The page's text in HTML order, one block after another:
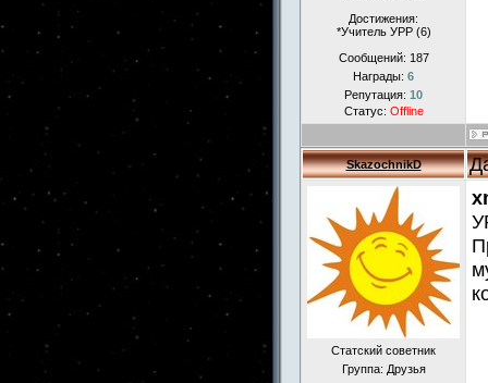
Достижения:
*Учитель УРР (6)
Сообщений: 187
Награды: 6
Репутация: 10
Статус: Offline
SkazochnikD
Статский советник
Группа: Друзья